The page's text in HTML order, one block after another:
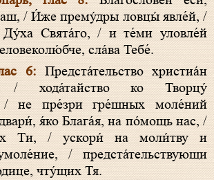
/ И́же прему́дры ловцы́ явле́й, /
Свята́го, / и те́ми уловле́й
сла́ва Тебе́.
6:Предста́тельство христиа́н
/ хода́тайство ко Творцу́
/ не пре́зри гре́шных моле́ний
я́ко Блага́я, на по́мощь нас, /
Ти, / ускори́ на моли́тву и
/ предста́тельствующи
чту́щих Тя.